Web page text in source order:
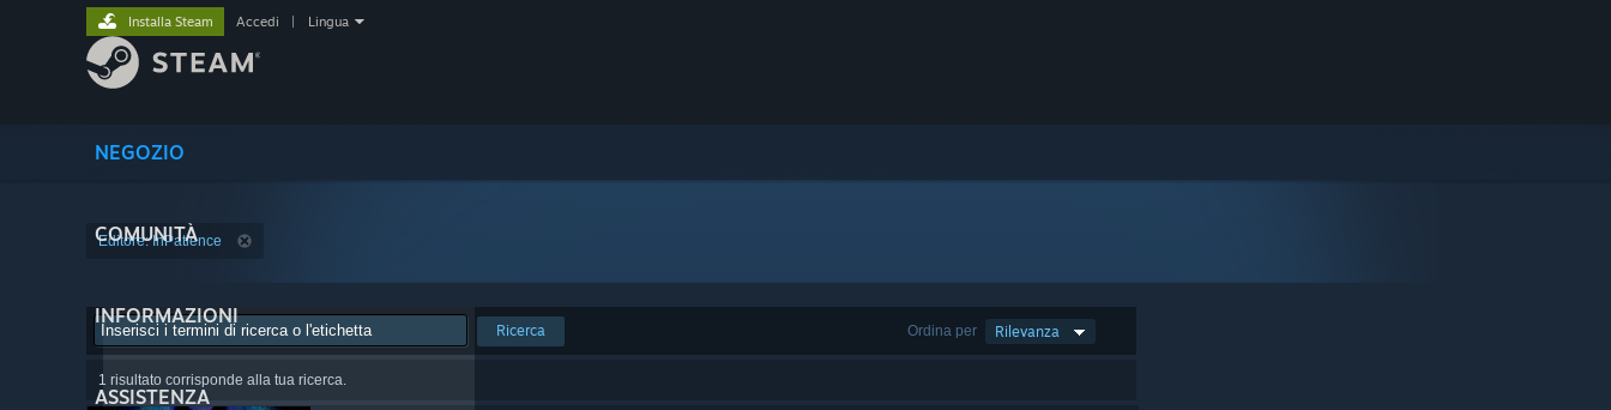
NEGOZIO
COMUNITÀ
INFORMAZIONI
ASSISTENZA
Installa Steam Accedi Lingua
Editore: InPatience
Ordina per Rilevanza
Ricerca
1 risultato corrisponde alla tua ricerca.